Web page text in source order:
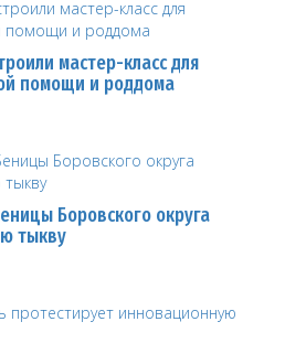
мастер-класс для
помощи и роддома
Боровского округа
тыкву